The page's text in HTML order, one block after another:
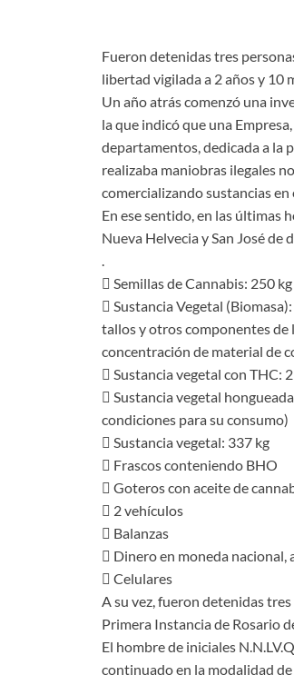
Fueron detenidas tres
libertad vigilada a 2 años y 10
Un año atrás comenzó una
la que indicó que una
departamentos, dedicada a la
realizaba maniobras ilegales
comercializando sustancias
En ese sentido, en las últimas
Nueva Helvecia y San José de
.
 Semillas de Cannabis: 250 kg
 Sustancia Vegetal
tallos y otros componentes de
concentración de material de
 Sustancia vegetal con THC:
 Sustancia vegetal
condiciones para su consumo)
 Sustancia vegetal: 337 kg
 Frascos conteniendo BHO
 Goteros con aceite de
 2 vehículos
 Balanzas
 Dinero en moneda nacional,
 Celulares
A su vez, fueron detenidas
Primera Instancia de Rosario
El hombre de iniciales
continuado en la modalidad